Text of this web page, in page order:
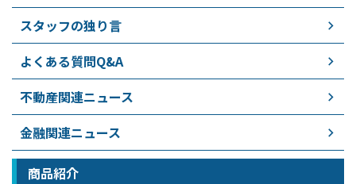
スタッフの独り言
よくある質問Q&A
不動産関連ニュース
金融関連ニュース
商品紹介